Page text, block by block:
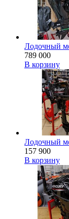
Лодочный
789 000
В корзину
Лодочный
157 900
В корзину